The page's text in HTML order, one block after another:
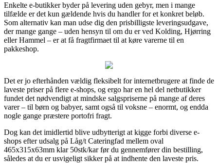
Enkelte e-butikker byder på levering uden gebyr, men i mange
tilfælde er det kun gældende hvis du handler for et konkret beløb.
Som alternativ kan man udse dig den prisbilligste leveringsudgave,
der mange gange – uden hensyn til om du er ved Kolding, Hjørring
eller Hammel – er at få fragtfirmaet til at køre varerne til en
pakkeshop.
Det er jo efterhånden vældig fleksibelt for internetbrugere at finde de
laveste priser på flere e-shops, og ergo har en hel del netbutikker
fundet det nødvendigt at mindske salgspriserne på mange af deres
varer – til børn og babyer, samt også til voksne – enormt, og endda
nogle gange præstere portofri fragt.
Dog kan det imidlertid blive udbytterigt at kigge forbi diverse e-
shops efter udsalg på Låg/t Cateringfad mellem oval
465x315x63mm klar 50stk/kar før du gennemfører din bestilling,
således at du er usvigeligt sikker på at indhente den laveste pris.